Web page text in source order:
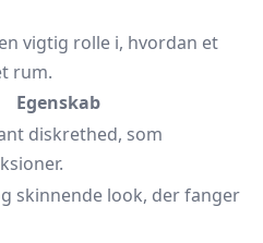
vigtig rolle i, hvordan et
rum.
Egenskab
diskrethed, som
skinnende look, der fanger